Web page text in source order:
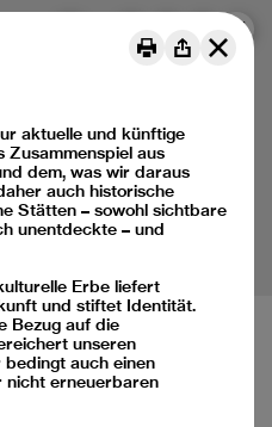
IT
aktuelle und künftige
Zusammenspiel aus
dem, was wir daraus
auch historische
Stätten – sowohl sichtbare
unentdeckte – und
Erbe liefert
und stiftet Identität.
Bezug auf die
unseren
bedingt auch einen
nicht erneuerbaren
und Jugendliche
les jeunes